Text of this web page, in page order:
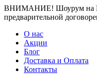
ВНИМАНИЕ! Шоурум на
предварительной
О нас
Акции
Блог
Доставка и Оплата
Контакты